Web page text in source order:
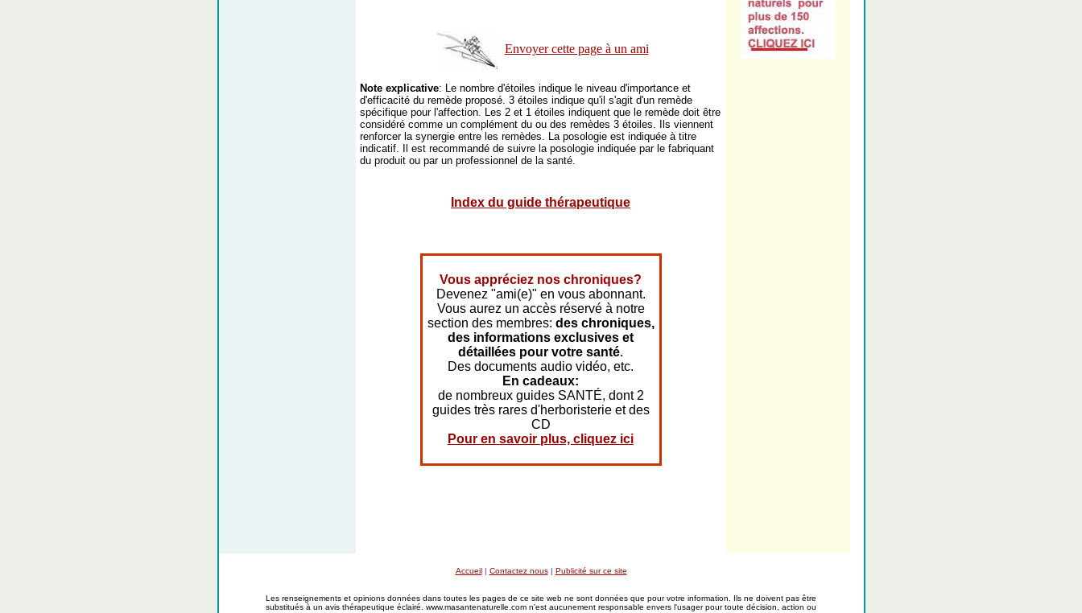
Envoyer cette page à un ami
Note explicative: Le nombre d'étoiles indique le niveau d'importance et
d'efficacité du remède proposé. 3 étoiles indique qu'il s'agit d'un remède
spécifique pour l'affection. Les 2 et 1 étoiles indiquent que le remède doit être
considéré comme un complément du ou des remèdes 3 étoiles. Ils viennent
renforcer la synergie entre les remèdes. La posologie est indiquée à titre
indicatif. Il est recommandé de suivre la posologie indiquée par le fabriquant
du produit ou par un professionnel de la santé.
Index du guide thérapeutique
Vous appréciez nos chroniques?
Devenez "ami(e)" en vous abonnant.
Vous aurez un accès réservé à notre
section des membres: des chroniques,
des informations exclusives et
détaillées pour votre santé.
Des documents audio vidéo, etc.
En cadeaux:
de nombreux guides SANTÉ, dont 2
guides très rares d'herboristerie et des
CD
Pour en savoir plus, cliquez ici
Accueil| Contactez nous| Publicité sur ce site
Les renseignements et opinions données dans toutes les pages de ce site web ne sont données que pour votre information. Ils ne doivent pas être
substitués à un avis thérapeutique éclairé. www.masantenaturelle.com n'est aucunement responsable envers l'usager pour toute décision, action ou